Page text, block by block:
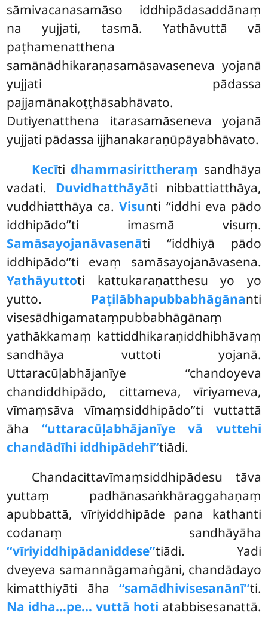
sāmivacanasamāso iddhipādasaddānaṃ
na yujjati, tasmā. Yathāvuttā vā
paṭhamenatthena
samānādhikaraṇasamāsavaseneva yojanā
yujjati pādassa
pajjamānakoṭṭhāsabhāvato.
Dutiyenatthena itarasamāseneva yojanā
yujjati pādassa ijjhanakaraṇūpāyabhāvato.
Kecīti dhammasirittheraṃ sandhāya
vadati. Duvidhatthāyāti nibbattiatthāya,
vuddhiatthāya ca.Visunti ‘‘iddhi eva pādo
iddhipādo’’ti imasmā visuṃ.
Samāsayojanāvasenāti ‘‘iddhiyā pādo
iddhipādo’’ti evaṃ samāsayojanāvasena.
Yathāyuttoti kattukaraṇatthesu yo yo
yutto. Paṭilābhapubbabhāgānanti
visesādhigamataṃpubbabhāgānaṃ
yathākkamaṃ kattiddhikaraṇiddhibhāvaṃ
sandhāya vuttoti yojanā.
Uttaracūḷabhājanīye ‘‘chandoyeva
chandiddhipādo, cittameva, vīriyameva,
vīmaṃsāva vīmaṃsiddhipādo’’ti vuttattā
āha ‘‘uttaracūḷabhājanīye vā vuttehi
chandādīhi iddhipādehī’’tiādi.
Chandacittavīmaṃsiddhipādesu tāva
yuttaṃ padhānasaṅkhāraggahaṇaṃ
apubbattā, vīriyiddhipāde pana kathanti
codanaṃ sandhāyāha
‘‘vīriyiddhipādaniddese’’tiādi. Yadi
dveyeva samannāgamaṅgāni, chandādayo
kimatthiyāti āha ‘‘samādhivisesanānī’’ti.
Na idha…pe… vuttā hoti atabbisesanattā.